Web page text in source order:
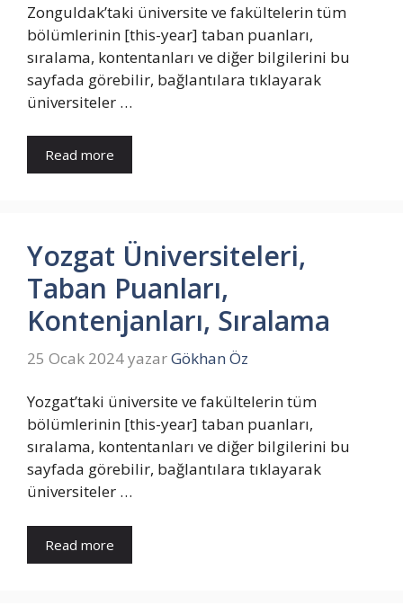
Zonguldak’taki üniversite ve fakültelerin tüm
bölümlerinin [this-year] taban puanları,
sıralama, kontentanları ve diğer bilgilerini bu
sayfada görebilir, bağlantılara tıklayarak
üniversiteler …
Read more
Yozgat Üniversiteleri,
Taban Puanları,
Kontenjanları, Sıralama
25 Ocak 2024yazarGökhan Öz
Yozgat’taki üniversite ve fakültelerin tüm
bölümlerinin [this-year] taban puanları,
sıralama, kontentanları ve diğer bilgilerini bu
sayfada görebilir, bağlantılara tıklayarak
üniversiteler …
Read more